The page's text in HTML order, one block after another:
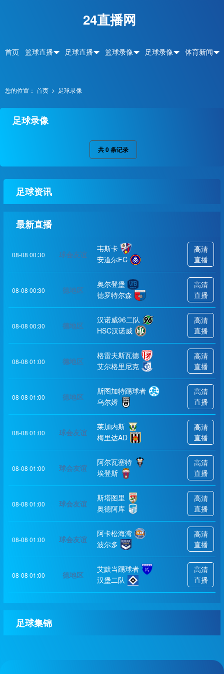
24直播网
首页 篮球直播 足球直播 篮球录像 足球录像 体育新闻
您的位置： 首页 > 足球录像
足球录像
共0条记录
足球资讯
最新直播
08-08 00:30 球会友谊
韦斯卡
安道尔FC
高清
直播
08-08 00:30 德地区
奥尔登堡
德罗特尔森
高清
直播
08-08 00:30 德地区
汉诺威96二队
HSC汉诺威
高清
直播
08-08 01:00 德地区
格雷夫斯瓦德
艾尔格里尼克
高清
直播
08-08 01:00 德地区
斯图加特踢球者
乌尔姆
高清
直播
08-08 01:00 球会友谊
莱加内斯
梅里达AD
高清
直播
08-08 01:00 球会友谊
阿尔瓦塞特
埃登斯
高清
直播
08-08 01:00 球会友谊
斯塔图里
奥德阿库
高清
直播
08-08 01:00 球会友谊
阿卡松海湾
波尔多
高清
直播
08-08 01:00 德地区
艾默当踢球者
汉堡二队
高清
直播
足球集锦